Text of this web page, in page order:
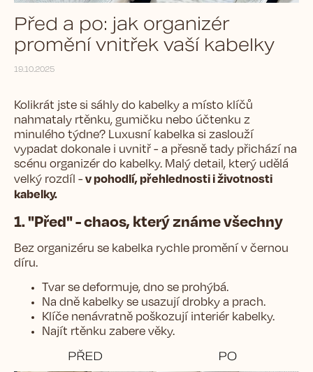
Před a po: jak organizér
promění vnitřek vaší kabelky
19.10.2025
Kolikrát jste si sáhly do kabelky a místo klíčů
nahmataly rtěnku, gumičku nebo účtenku z
minulého týdne? Luxusní kabelka si zaslouží
vypadat dokonale i uvnitř - a přesně tady přichází na
scénu organizér do kabelky. Malý detail, který udělá
velký rozdíl -v pohodlí, přehlednosti i životnosti
kabelky.
1. "Před" - chaos, který známe všechny
Bez organizéru se kabelka rychle promění v černou
díru.
Tvar se deformuje, dno se prohýbá.
Na dně kabelky se usazují drobky a prach.
Klíče nenávratně poškozují interiér kabelky.
Najít rtěnku zabere věky.